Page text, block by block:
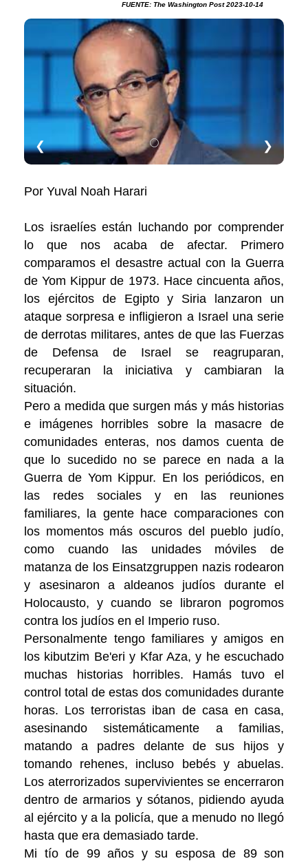
FUENTE: The Washington Post 2023-10-14
❮ ❯
Por Yuval Noah Harari
Los israelíes están luchando por comprender
lo que nos acaba de afectar. Primero
comparamos el desastre actual con la Guerra
de Yom Kippur de 1973. Hace cincuenta años,
los ejércitos de Egipto y Siria lanzaron un
ataque sorpresa e infligieron a Israel una serie
de derrotas militares, antes de que las Fuerzas
de Defensa de Israel se reagruparan,
recuperaran la iniciativa y cambiaran la
situación.
Pero a medida que surgen más y más historias
e imágenes horribles sobre la masacre de
comunidades enteras, nos damos cuenta de
que lo sucedido no se parece en nada a la
Guerra de Yom Kippur. En los periódicos, en
las redes sociales y en las reuniones
familiares, la gente hace comparaciones con
los momentos más oscuros del pueblo judío,
como cuando las unidades móviles de
matanza de los Einsatzgruppen nazis rodearon
y asesinaron a aldeanos judíos durante el
Holocausto, y cuando se libraron pogromos
contra los judíos en el Imperio ruso.
Personalmente tengo familiares y amigos en
los kibutzim Be'eri y Kfar Aza, y he escuchado
muchas historias horribles. Hamás tuvo el
control total de estas dos comunidades durante
horas. Los terroristas iban de casa en casa,
asesinando sistemáticamente a familias,
matando a padres delante de sus hijos y
tomando rehenes, incluso bebés y abuelas.
Los aterrorizados supervivientes se encerraron
dentro de armarios y sótanos, pidiendo ayuda
al ejército y a la policía, que a menudo no llegó
hasta que era demasiado tarde.
Mi tío de 99 años y su esposa de 89 son